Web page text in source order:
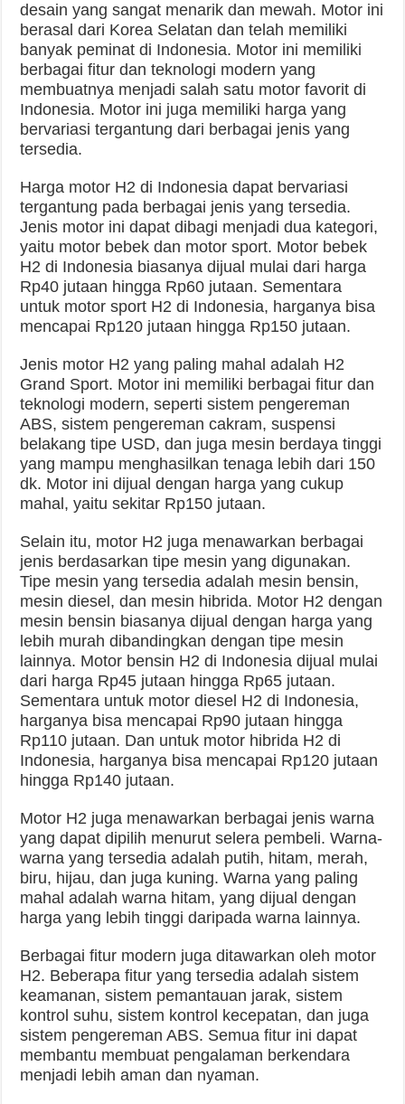
desain yang sangat menarik dan mewah. Motor ini
berasal dari Korea Selatan dan telah memiliki
banyak peminat di Indonesia. Motor ini memiliki
berbagai fitur dan teknologi modern yang
membuatnya menjadi salah satu motor favorit di
Indonesia. Motor ini juga memiliki harga yang
bervariasi tergantung dari berbagai jenis yang
tersedia.
Harga motor H2 di Indonesia dapat bervariasi
tergantung pada berbagai jenis yang tersedia.
Jenis motor ini dapat dibagi menjadi dua kategori,
yaitu motor bebek dan motor sport. Motor bebek
H2 di Indonesia biasanya dijual mulai dari harga
Rp40 jutaan hingga Rp60 jutaan. Sementara
untuk motor sport H2 di Indonesia, harganya bisa
mencapai Rp120 jutaan hingga Rp150 jutaan.
Jenis motor H2 yang paling mahal adalah H2
Grand Sport. Motor ini memiliki berbagai fitur dan
teknologi modern, seperti sistem pengereman
ABS, sistem pengereman cakram, suspensi
belakang tipe USD, dan juga mesin berdaya tinggi
yang mampu menghasilkan tenaga lebih dari 150
dk. Motor ini dijual dengan harga yang cukup
mahal, yaitu sekitar Rp150 jutaan.
Selain itu, motor H2 juga menawarkan berbagai
jenis berdasarkan tipe mesin yang digunakan.
Tipe mesin yang tersedia adalah mesin bensin,
mesin diesel, dan mesin hibrida. Motor H2 dengan
mesin bensin biasanya dijual dengan harga yang
lebih murah dibandingkan dengan tipe mesin
lainnya. Motor bensin H2 di Indonesia dijual mulai
dari harga Rp45 jutaan hingga Rp65 jutaan.
Sementara untuk motor diesel H2 di Indonesia,
harganya bisa mencapai Rp90 jutaan hingga
Rp110 jutaan. Dan untuk motor hibrida H2 di
Indonesia, harganya bisa mencapai Rp120 jutaan
hingga Rp140 jutaan.
Motor H2 juga menawarkan berbagai jenis warna
yang dapat dipilih menurut selera pembeli. Warna-
warna yang tersedia adalah putih, hitam, merah,
biru, hijau, dan juga kuning. Warna yang paling
mahal adalah warna hitam, yang dijual dengan
harga yang lebih tinggi daripada warna lainnya.
Berbagai fitur modern juga ditawarkan oleh motor
H2. Beberapa fitur yang tersedia adalah sistem
keamanan, sistem pemantauan jarak, sistem
kontrol suhu, sistem kontrol kecepatan, dan juga
sistem pengereman ABS. Semua fitur ini dapat
membantu membuat pengalaman berkendara
menjadi lebih aman dan nyaman.